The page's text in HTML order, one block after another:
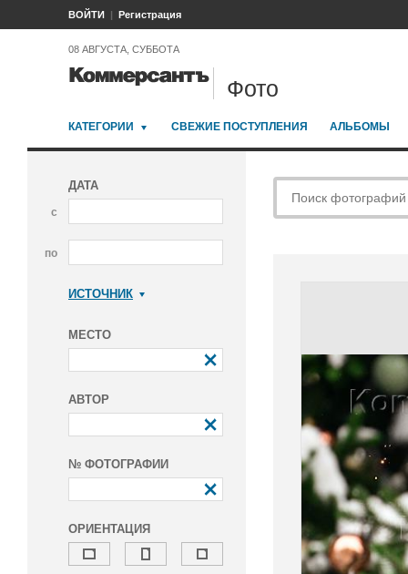
ВОЙТИ Регистрация
08 АВГУСТА, СУББОТА
Фото
КАТЕГОРИИ СВЕЖИЕ ПОСТУПЛЕНИЯ АЛЬБОМЫ
ДАТА
с
по
ИСТОЧНИК
МЕСТО
АВТОР
№ ФОТОГРАФИИ
ОРИЕНТАЦИЯ